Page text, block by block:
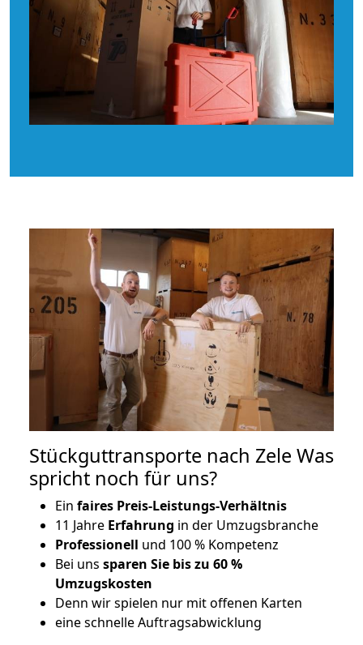
Stückguttransporte nach Zele Was
spricht noch für uns?
Ein faires Preis-Leistungs-Verhältnis
11 Jahre Erfahrung in der Umzugsbranche
Professionell und 100 % Kompetenz
Bei uns sparen Sie bis zu 60 %
Umzugskosten
Denn wir spielen nur mit offenen Karten
eine schnelle Auftragsabwicklung